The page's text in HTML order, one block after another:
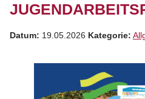
Datum: 19.05.2026 Kategorie: